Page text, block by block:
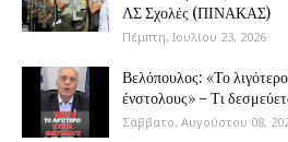
ΛΣ Σχολές (ΠΙΝΑΚΑΣ)
Πέμπτη, Ιουλίου 23, 2026
Βελόπουλος: «Το
ένστολους» – Τι
Σάββατο, Αυγούστου 08,